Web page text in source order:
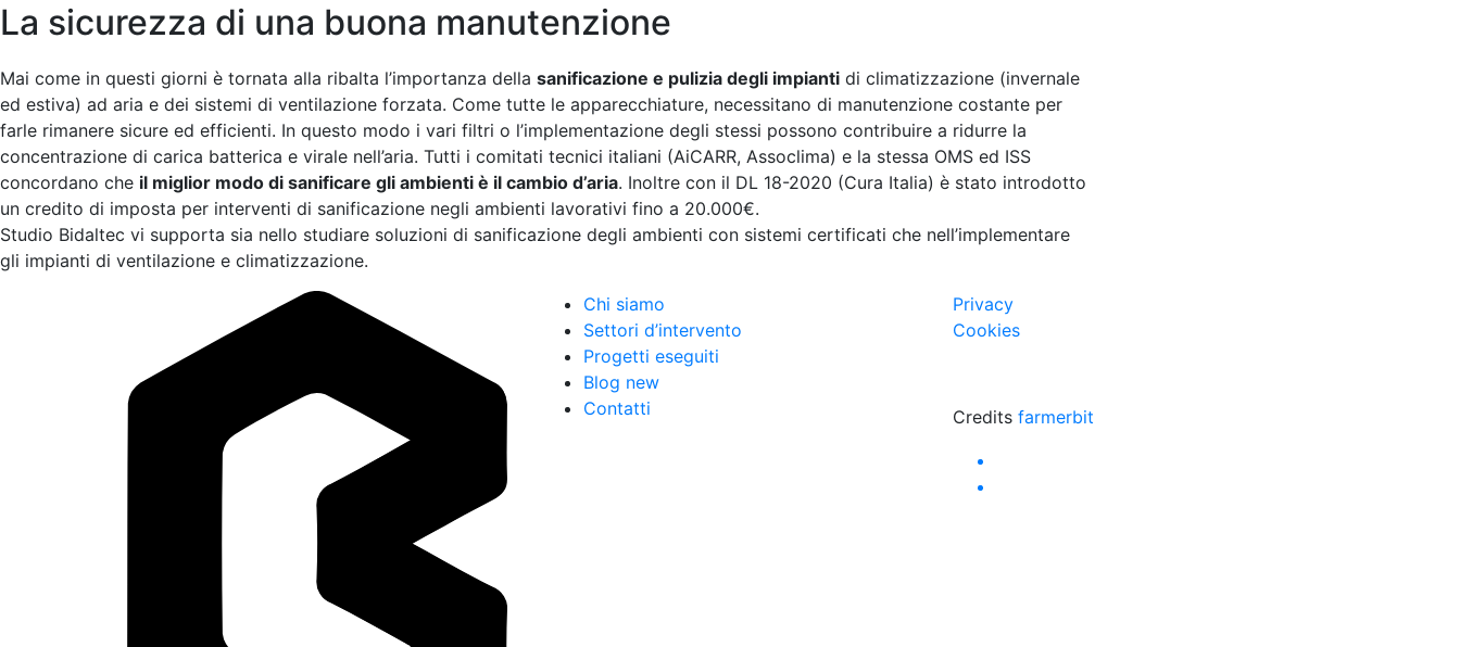
La sicurezza di una buona manutenzione
Mai come in questi giorni è tornata alla ribalta l’importanza della sanificazione e pulizia degli impianti di climatizzazione (invernale
ed estiva) ad aria e dei sistemi di ventilazione forzata. Come tutte le apparecchiature, necessitano di manutenzione costante per
farle rimanere sicure ed efficienti. In questo modo i vari filtri o l’implementazione degli stessi possono contribuire a ridurre la
concentrazione di carica batterica e virale nell’aria. Tutti i comitati tecnici italiani (AiCARR, Assoclima) e la stessa OMS ed ISS
concordano che il miglior modo di sanificare gli ambienti è il cambio d’aria. Inoltre con il DL 18-2020 (Cura Italia) è stato introdotto
un credito di imposta per interventi di sanificazione negli ambienti lavorativi fino a 20.000€.
Studio Bidaltec vi supporta sia nello studiare soluzioni di sanificazione degli ambienti con sistemi certificati che nell’implementare
gli impianti di ventilazione e climatizzazione.
Chi siamo
Settori d’intervento
Progetti eseguiti
Blog new
Contatti
Privacy
Cookies
Credits farmerbit